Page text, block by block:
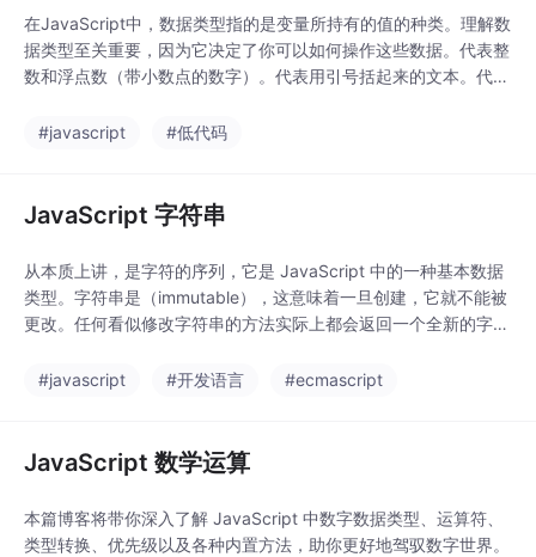
在JavaScript中，数据类型指的是变量所持有的值的种类。理解数
据类型至关重要，因为它决定了你可以如何操作这些数据。代表整
数和浮点数（带小数点的数字）。代表用引号括起来的文本。代表
于处理从用户输入、数据库查询或API响应中获取的各种数据。
#javascript #低代码
JavaScript 字符串
从本质上讲，是字符的序列，它是 JavaScript 中的一种基本数据
类型。字符串是（immutable），这意味着一旦创建，它就不能被
更改。任何看似修改字符串的方法实际上都会返回一个全新的字符
串。要访问单个字符，可以使用并传入一个。索引是的，所以第一
#javascript #开发语言 #ecmascript
JavaScript 数学运算
本篇博客将带你深入了解 JavaScript 中数字数据类型、运算符、
类型转换、优先级以及各种内置方法，助你更好地驾驭数字世界。